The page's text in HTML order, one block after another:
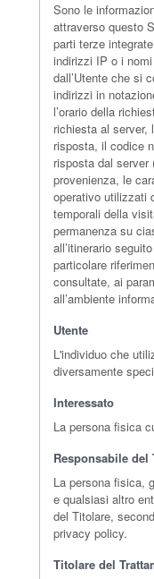
Sono le
attraverso questo
parti terze
indirizzi IP o i
dall’Utente che si
indirizzi in
l’orario della
richiesta al server,
risposta, il codice
risposta dal server
provenienza, le
operativo utilizzati
temporali della
permanenza su
all’itinerario
particolare
consultate, ai
all’ambiente
Utente
L'individuo che
diversamente
Interessato
La persona fisica
Responsabile del
La persona fisica,
e qualsiasi altro
del Titolare,
privacy policy.
Titolare del